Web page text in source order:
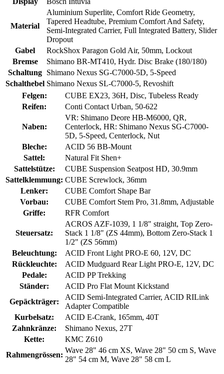
Material
Aluminium Superlite, Comfort Ride Geometry,
Tapered Headtube, Premium Comfort And Safety,
Semi-Integrated Carrier, Full Integrated Battery, Slider
Dropout
Gabel
RockShox Paragon Gold Air, 50mm, Lockout
Bremse
Shimano BR-MT410, Hydr. Disc Brake (180/180)
Schaltung Shimano Nexus SG-C7000-5D, 5-Speed
Schalthebel Shimano Nexus SL-C7000-5, Revoshift
Felgen:
CUBE EX23, 36H, Disc, Tubeless Ready
Reifen:
Conti Contact Urban, 50-622
Naben:
VR: Shimano Deore HB-M6000, QR,
Centerlock, HR: Shimano Nexus SG-C7000-
5D, 5-Speed, Centerlock, Nut
Bleche:
ACID 56 BB-Mount
Sattel:
Natural Fit Shen+
Sattelstütze:
CUBE Suspension Seatpost HD, 30.9mm
Sattelklemmung: CUBE Screwlock, 36mm
Lenker:
CUBE Comfort Shape Bar
Vorbau:
CUBE Comfort Stem Pro, 31.8mm, Adjustable
Griffe:
RFR Comfort
Steuersatz:
ACROS AZF-1039, 1 1/8" straight, Top Zero-
Stack 1 1/8" (ZS 44mm), Bottom Zero-Stack 1
1/2" (ZS 56mm)
Beleuchtung:
ACID Front Light PRO-E 60, 12V, DC
Rückleuchte:
ACID Mudguard Rear Light PRO-E, 12V, DC
Pedale:
ACID PP Trekking
Ständer:
ACID Pro Flat Mount Kickstand
Gepäckträger:
ACID Semi-Integrated Carrier, ACID RILink
Adapter Compatible
Kurbelsatz:
ACID E-Crank, 165mm, 40T
Zahnkränze:
Shimano Nexus, 27T
Kette:
KMC Z610
Rahmengrössen:
Wave 28" 46 cm XS, Wave 28" 50 cm S, Wave
28" 54 cm M, Wave 28" 58 cm L